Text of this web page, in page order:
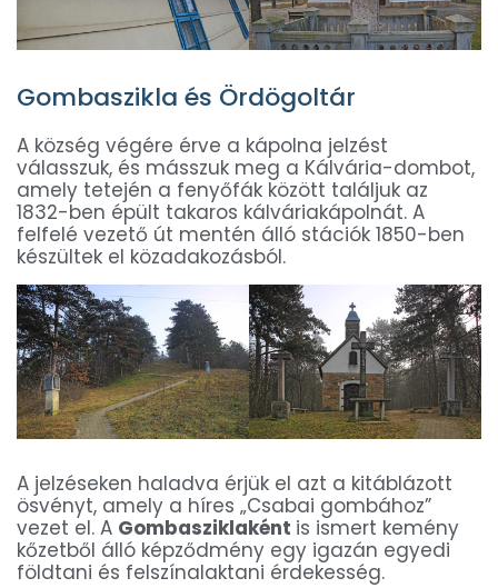
Gombaszikla és Ördögoltár
A község végére érve a kápolna jelzést
válasszuk, és másszuk meg a Kálvária-dombot,
amely tetején a fenyőfák között találjuk az
1832-ben épült takaros kálváriakápolnát. A
felfelé vezető út mentén álló stációk 1850-ben
készültek el közadakozásból.
A jelzéseken haladva érjük el azt a kitáblázott
ösvényt, amely a híres „Csabai gombához”
vezet el. A Gombasziklaként is ismert kemény
kőzetből álló képződmény egy igazán egyedi
földtani és felszínalaktani érdekesség.